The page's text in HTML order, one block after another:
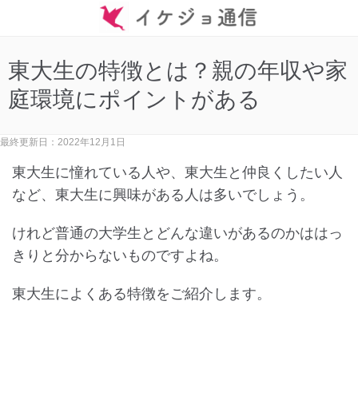
東大生の特徴とは？親の年収や家
庭環境にポイントがある
最終更新日：2022年12月1日
東大生に憧れている人や、東大生と仲良くしたい人
など、東大生に興味がある人は多いでしょう。
けれど普通の大学生とどんな違いがあるのかははっ
きりと分からないものですよね。
東大生によくある特徴をご紹介します。